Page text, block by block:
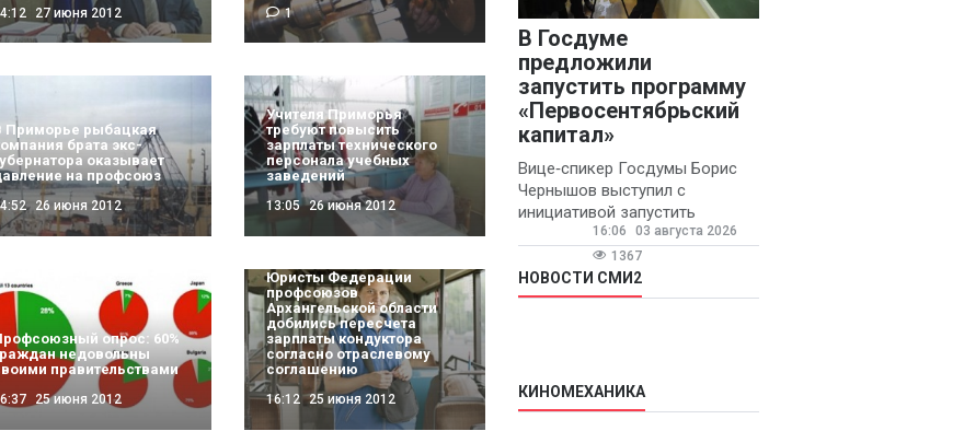
27 июня 2012
1
Приморье рыбацкая
брата экс-
оказывает
на профсоюз
26 июня 2012
Учителя Приморья
требуют повысить
зарплаты технического
персонала учебных
заведений
13:05 26 июня 2012
опрос: 60%
недовольны
правительствами
25 июня 2012
Юристы Федерации
профсоюзов
Архангельской области
добились пересчета
зарплаты кондуктора
согласно отраслевому
соглашению
16:12 25 июня 2012
В Госдуме
предложили
запустить программу
«Первосентябрьский
капитал»
Вице‑спикер Госдумы Борис
Чернышов выступил с
инициативой запустить
ежегодную федеральную
программу
«Первосентябрьский капитал»
- она предполагает
16:06
03 августа 2026
1367
НОВОСТИ СМИ2
КИНОМЕХАНИКА